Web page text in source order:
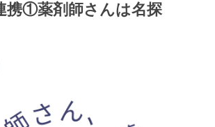
携①薬剤師さんは名探